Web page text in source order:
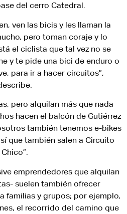
del cerro Catedral.
ven las bicis y les llaman la
pero toman coraje y lo
el ciclista que tal vez no se
y te pide una bici de enduro o
para ir a hacer circuitos”,
pero alquilan más que nada
hacen el balcón de Gutiérrez
también tenemos e-bikes
que también salen a Circuito
Chico”.
emprendedores que alquilan
suelen también ofrecer
familias y grupos; por ejemplo,
el recorrido del camino que